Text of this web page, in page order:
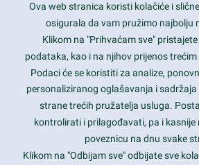
Latest trends and much more...
Contact Info
1600 Amphitheatre Parkway, Mountain
prothemes.net@gmail.com
Ova web stranica koristi kolačiće i
osigurala da vam pružimo najbolju
Klikom na "Prihvaćam sve"
podataka, kao i na njihov prijenos
Podaci će se koristiti za analize,
personaliziranog oglašavanja i
strane trećih pružatelja usluga.
kontrolirati i prilagođavati, pa i kasnije
poveznicu na dnu svake
Klikom na "Odbijam sve" odbijate sve